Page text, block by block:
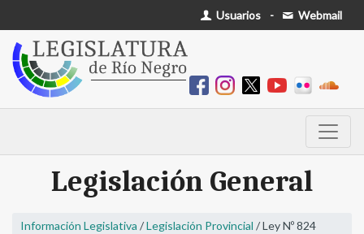
Usuarios - Webmail
Legislación General
Información Legislativa /Legislación Provincial / Ley Nº 824